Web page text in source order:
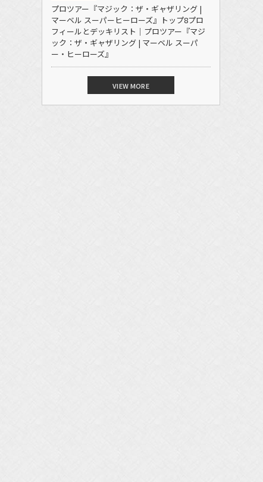
プロツアー『マジック：ザ・ギャザリング |
マーベル スーパーヒーローズ』トップ8プロ
フィールとデッキリスト｜プロツアー『マジ
ック：ザ・ギャザリング | マーベル スーパ
ー・ヒーローズ』
VIEW MORE